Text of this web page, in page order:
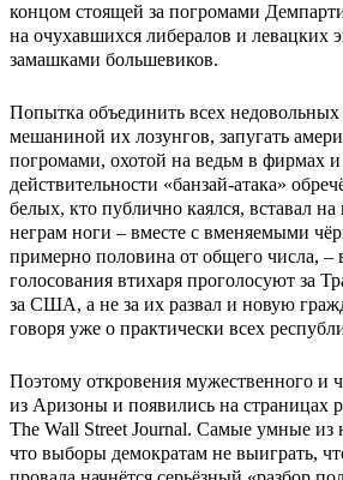
концом стоящей за погромами
на очухавшихся либералов и левацких
замашками большевиков.
Попытка объединить всех
мешаниной их лозунгов, запугать
погромами, охотой на ведьм в фирмах и
действительности «банзай-атака»
белых, кто публично каялся, вставал
неграм ноги – вместе с вменяемыми
примерно половина от общего числа, –
голосования втихаря проголосуют за
за США, а не за их развал и новую
говоря уже о практически всех
Поэтому откровения мужественного и
из Аризоны и появились на страницах
The Wall Street Journal. Самые умные
что выборы демократам не выиграть,